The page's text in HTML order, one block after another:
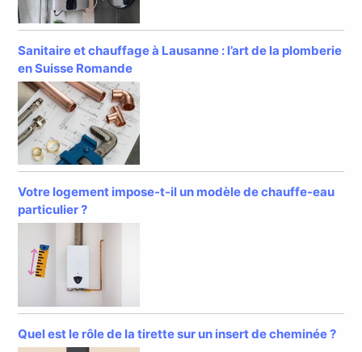
Sanitaire et chauffage à Lausanne : l’art de la plomberie
en Suisse Romande
Votre logement impose-t-il un modèle de chauffe-eau
particulier ?
Quel est le rôle de la tirette sur un insert de cheminée ?